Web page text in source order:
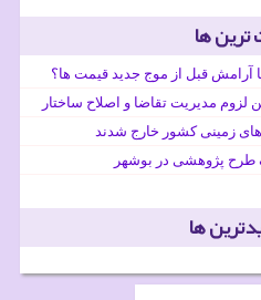
ها
آرامش قبل از موج جدید قیمت ها؟
طرح پژوهشی در بوشهر
ها